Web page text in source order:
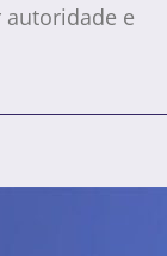
autoridade e